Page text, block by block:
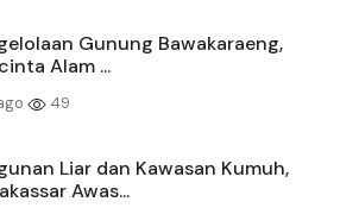
Gunung Bawakaraeng,
Alam ...
49
Liar dan Kawasan Kumuh,
Awas...